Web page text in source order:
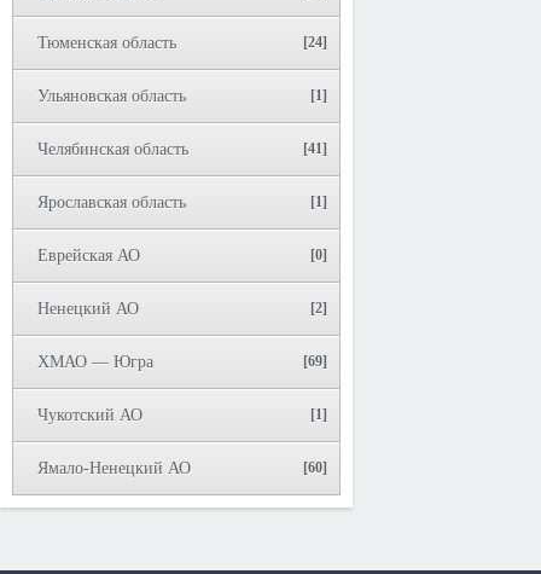
Тюменская область [24]
Ульяновская область [1]
Челябинская область [41]
Ярославская область [1]
Еврейская АО [0]
Ненецкий АО [2]
ХМАО — Югра [69]
Чукотский АО [1]
Ямало-Ненецкий АО [60]